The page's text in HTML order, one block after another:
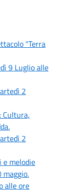
"Terra
9 Luglio alle
2
Cultura,
2
e melodie
maggio.
alle ore